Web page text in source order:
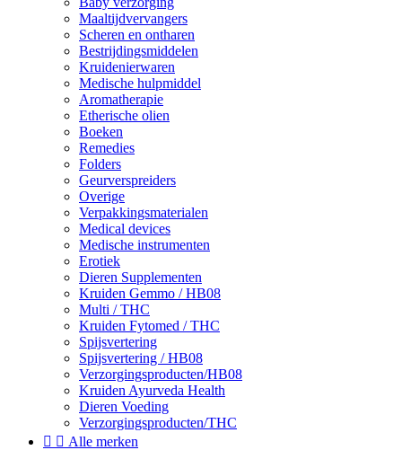
Maaltijdvervangers
Scheren en ontharen
Bestrijdingsmiddelen
Kruidenierwaren
Medische hulpmiddel
Aromatherapie
Etherische olien
Boeken
Remedies
Folders
Geurverspreiders
Overige
Verpakkingsmaterialen
Medical devices
Medische instrumenten
Erotiek
Dieren Supplementen
Kruiden Gemmo / HB08
Multi / THC
Kruiden Fytomed / THC
Spijsvertering
Spijsvertering / HB08
Verzorgingsproducten/HB08
Kruiden Ayurveda Health
Dieren Voeding
Verzorgingsproducten/THC
  Alle merken